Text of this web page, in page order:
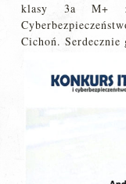
klasy 3a M+
Cichoń.